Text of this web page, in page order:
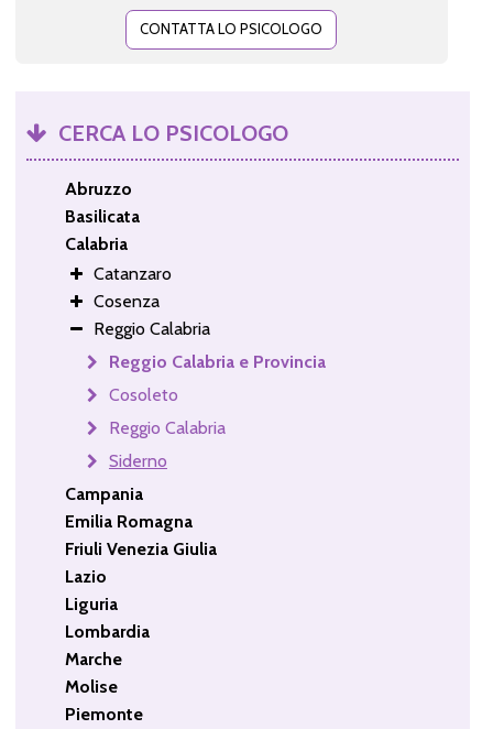
CONTATTA LO PSICOLOGO
CERCA LO PSICOLOGO
Abruzzo
Basilicata
Calabria
Catanzaro
Cosenza
Reggio Calabria
Reggio Calabria e Provincia
Cosoleto
Reggio Calabria
Siderno
Campania
Emilia Romagna
Friuli Venezia Giulia
Lazio
Liguria
Lombardia
Marche
Molise
Piemonte